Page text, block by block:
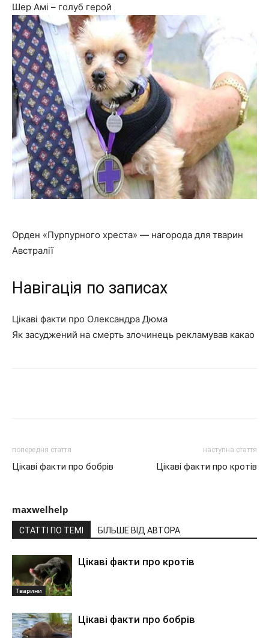
Шер Амі – голуб герой
Орден «Пурпурного хреста» — нагорода для тварин
Австралії
Навігація по записах
Цікаві факти про Олександра Дюма
Як засуджений на смерть злочинець рекламував какао
попередня стаття
Цікаві факти про бобрів
наступна стаття
Цікаві факти про кротів
maxwelhelp
СТАТТІ ПО ТЕМІ БІЛЬШЕ ВІД АВТОРА
Тварини
Цікаві факти про кротів
Цікаві факти про бобрів